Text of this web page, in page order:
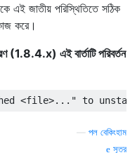
এই জাতীয় পরিস্থিতিতে সঠিক
করে।
(1.8.4.x) এই বার্তাটি পরিবর্তন
পল বেকিংহাম
সূত্র